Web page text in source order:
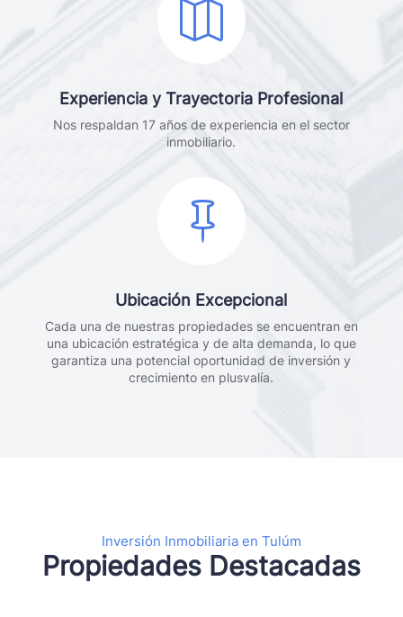

Experiencia y Trayectoria Profesional
Nos respaldan 17 años de experiencia en el sector
inmobiliario.

Ubicación Excepcional
Cada una de nuestras propiedades se encuentran en
una ubicación estratégica y de alta demanda, lo que
garantiza una potencial oportunidad de inversión y
crecimiento en plusvalía.
Inversión Inmobiliaria en Tulúm
Propiedades Destacadas